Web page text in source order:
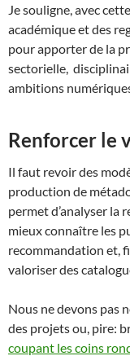
Je souligne, avec
académique et des
pour apporter de la
sectorielle,
ambitions
Renforcer le
Il faut revoir des
production de
permet d’analyser la
mieux connaître les
recommandation et,
valoriser des
Nous ne devons pas
des projets ou, pire:
coupant les coins